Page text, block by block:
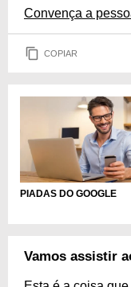
Convença a
COPIAR
PIADAS DO GOOGLE
Vamos assistir